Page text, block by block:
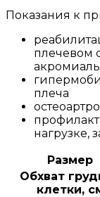
Показания к
плечевом
плеча
нагрузке,
Размер
Обхват
клетки,